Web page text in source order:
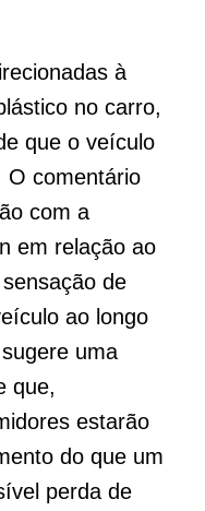
à
no carro,
que o veículo
O comentário
com a
em relação ao
de
ao longo
uma
que,
estarão
do que um
perda de